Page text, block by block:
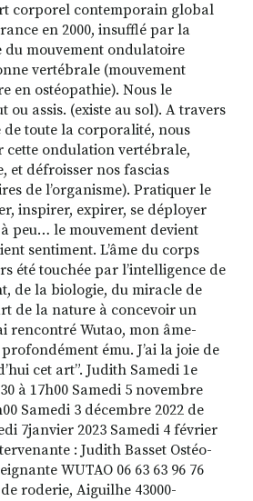
corporel contemporain global
en 2000, insufflé par la
du mouvement ondulatoire
vertébrale (mouvement
en ostéopathie). Nous le
ou assis. (existe au sol). A travers
de toute la corporalité, nous
cette ondulation vertébrale,
et défroisser nos fascias
de l’organisme). Pratiquer le
inspirer, expirer, se déployer
peu… le mouvement devient
sentiment. L’âme du corps
été touchée par l’intelligence de
de la biologie, du miracle de
de la nature à concevoir un
rencontré Wutao, mon âme-
profondément ému. J’ai la joie de
cet art”. Judith Samedi 1e
à 17h00 Samedi 5 novembre
Samedi 3 décembre 2022 de
7janvier 2023 Samedi 4 février
: Judith Basset Ostéo-
WUTAO 06 63 63 96 76
roderie, Aiguilhe 43000-